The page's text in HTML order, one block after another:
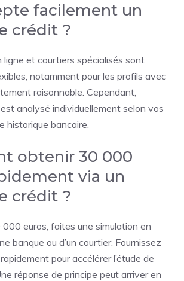
facilement un
crédit ?
ligne et courtiers spécialisés sont
notamment pour les profils avec
raisonnable. Cependant,
analysé individuellement selon vos
historique bancaire.
obtenir 30 000
via un
crédit ?
euros, faites une simulation en
banque ou d’un courtier. Fournissez
pour accélérer l’étude de
réponse de principe peut arriver en